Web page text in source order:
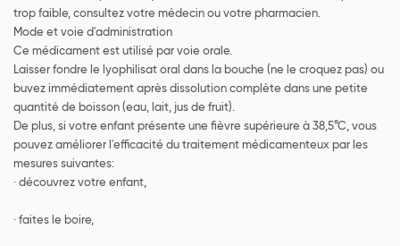
trop faible, consultez votre médecin ou votre pharmacien.
Mode et voie d'administration
Ce médicament est utilisé par voie orale.
Laisser fondre le lyophilisat oral dans la bouche (ne le croquez pas) ou
buvez immédiatement après dissolution complète dans une petite
quantité de boisson (eau, lait, jus de fruit).
De plus, si votre enfant présente une fièvre supérieure à 38,5°C, vous
pouvez améliorer l'efficacité du traitement médicamenteux par les
mesures suivantes:
· découvrez votre enfant,
· faites le boire,